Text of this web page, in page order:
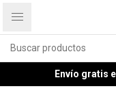
Envío gratis